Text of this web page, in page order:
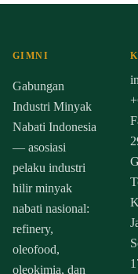
GIMNI
Gabungan
Industri Minyak
Nabati Indonesia
— asosiasi
pelaku industri
hilir minyak
nabati nasional:
refinery,
oleofood,
oleokimia, dan